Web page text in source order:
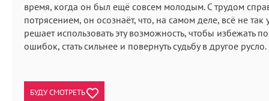
время, когда он был ещё совсем молодым. С трудом
потрясением, он осознаёт, что, на самом деле, всё не
решает использовать эту возможность, чтобы избежать
ошибок, стать сильнее и повернуть судьбу в другое русло.
БУДУ СМОТРЕТЬ